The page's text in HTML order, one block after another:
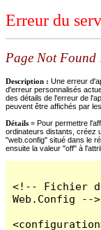
Erreur du
Page Not Found
Description : Une erreur
d'erreur personnalisés
des détails de l'erreur de
peuvent être affichés par
Détails = Pour permettre
ordinateurs distants, créez
"web.config" situé dans le
ensuite la valeur "off" à
<!-- Fichier
Web.Config -->